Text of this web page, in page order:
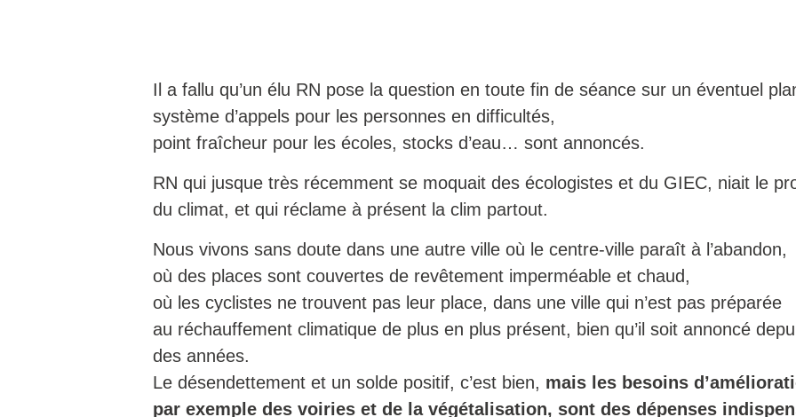
Il a fallu qu’un élu RN pose la question en toute fin de séance sur un éventuel
système d’appels pour les personnes en difficultés,
point fraîcheur pour les écoles, stocks d’eau… sont annoncés.
RN qui jusque très récemment se moquait des écologistes et du GIEC, niait le
du climat, et qui réclame à présent la clim partout.
Nous vivons sans doute dans une autre ville où le centre-ville paraît à l’abandon,
où des places sont couvertes de revêtement imperméable et chaud,
où les cyclistes ne trouvent pas leur place, dans une ville qui n’est pas préparée
au réchauffement climatique de plus en plus présent, bien qu’il soit annoncé
des années.
Le désendettement et un solde positif, c’est bien, mais les besoins
par exemple des voiries et de la végétalisation, sont des dépenses